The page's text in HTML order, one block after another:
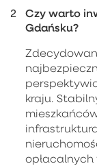
Czy warto
Gdańsku?
kraju.
opłacalnych